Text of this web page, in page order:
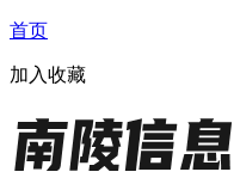
首页
加入收藏